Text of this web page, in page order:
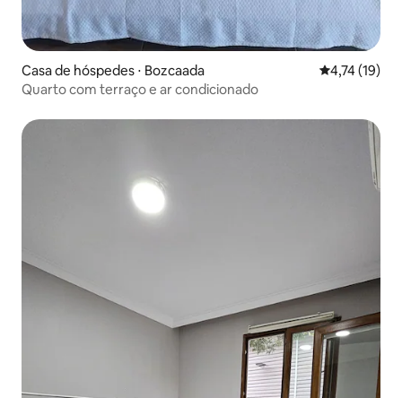
Casa de hóspedes ⋅ Bozcaada 4,74 de uma
4,74 (19)
Quarto com terraço e ar condicionado